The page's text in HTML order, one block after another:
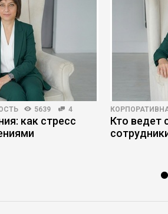
5639 4
как стресс
Кто ведет